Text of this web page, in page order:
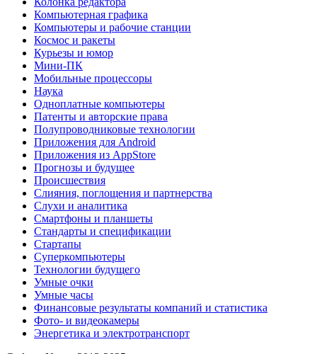
Компьютерная графика
Компьютеры и рабочие станции
Космос и ракеты
Курьезы и юмор
Мини-ПК
Мобильные процессоры
Наука
Одноплатные компьютеры
Патенты и авторские права
Полупроводниковые технологии
Приложения для Android
Приложения из AppStore
Прогнозы и будущее
Происшествия
Слияния, поглощения и партнерства
Слухи и аналитика
Смартфоны и планшеты
Стандарты и спецификации
Стартапы
Суперкомпьютеры
Технологии будущего
Умные очки
Умные часы
Финансовые результаты компаний и статистика
Фото- и видеокамеры
Энергетика и электротранспорт